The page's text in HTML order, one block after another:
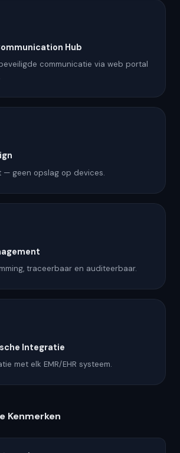
Hub
communicatie via web portal
geen opslag op devices.
traceerbaar en auditeerbaar.
Integratie
met elk EMR/EHR systeem.
Kenmerken